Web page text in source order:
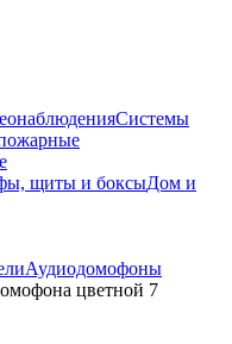
Системы
щиты и боксыДом и
Аудиодомофоны
цветной 7